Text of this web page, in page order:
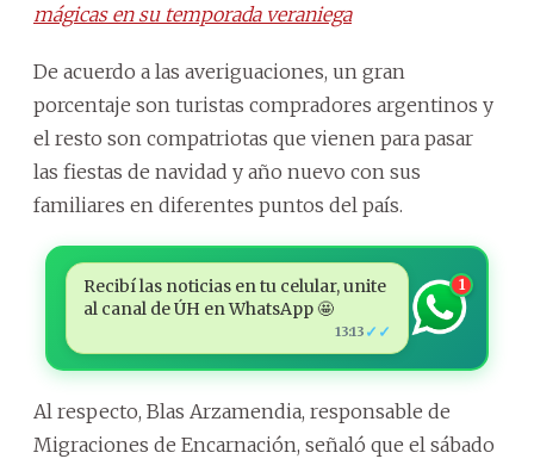
mágicas en su temporada veraniega
De acuerdo a las averiguaciones, un gran
porcentaje son turistas compradores argentinos y
el resto son compatriotas que vienen para pasar
las fiestas de navidad y año nuevo con sus
familiares en diferentes puntos del país.
Recibí las noticias en tu celular, unite
al canal de ÚH en WhatsApp 🤩
13:13 ✓✓
1
Al respecto, Blas Arzamendia, responsable de
Migraciones de Encarnación, señaló que el sábado